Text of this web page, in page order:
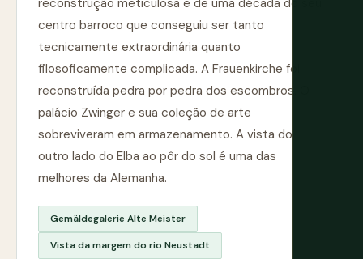
reconstrução meticulosa e de uma década do seu
centro barroco que conseguiu ser tanto
tecnicamente extraordinária quanto
filosoficamente complicada. A Frauenkirche foi
reconstruída pedra por pedra dos escombros. O
palácio Zwinger e sua coleção de arte
sobreviveram em armazenamento. A vista do
outro lado do Elba ao pôr do sol é uma das
melhores da Alemanha.
Gemäldegalerie Alte Meister
Vista da margem do rio Neustadt